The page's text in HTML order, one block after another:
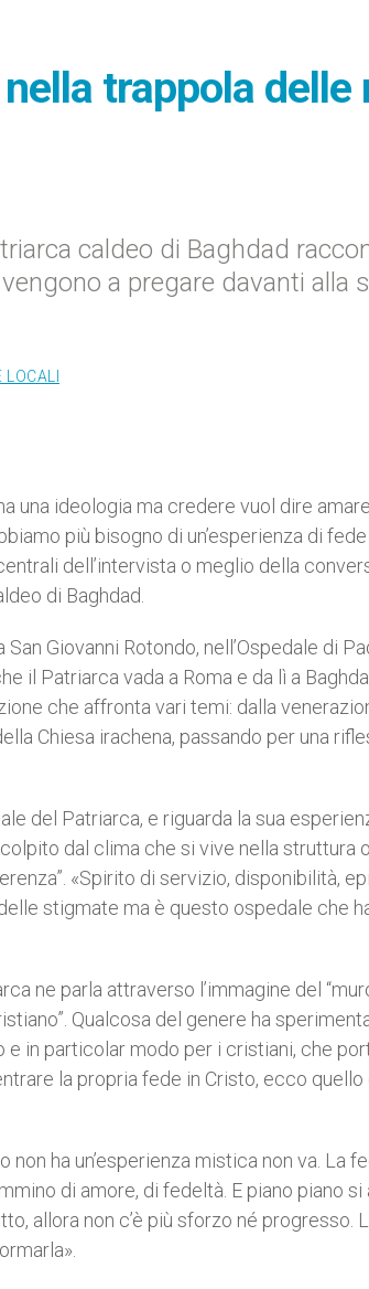
trappola delle
caldeo di Baghdad
a pregare davanti alla
una ideologia ma credere vuol dire
più bisogno di un’esperienza di
dell’intervista o meglio della
di Baghdad.
Giovanni Rotondo, nell’Ospedale di
il Patriarca vada a Roma e da lì a
che affronta vari temi: dalla
Chiesa irachena, passando per una
del Patriarca, e riguarda la sua
dal clima che si vive nella struttura
«Spirito di servizio, disponibilità,
stigmate ma è questo ospedale che
ne parla attraverso l’immagine del
Qualcosa del genere ha
in particolar modo per i cristiani, che
la propria fede in Cristo, ecco quello
ha un’esperienza mistica non va. La
di amore, di fedeltà. E piano piano si
allora non c’è più sforzo né progresso.